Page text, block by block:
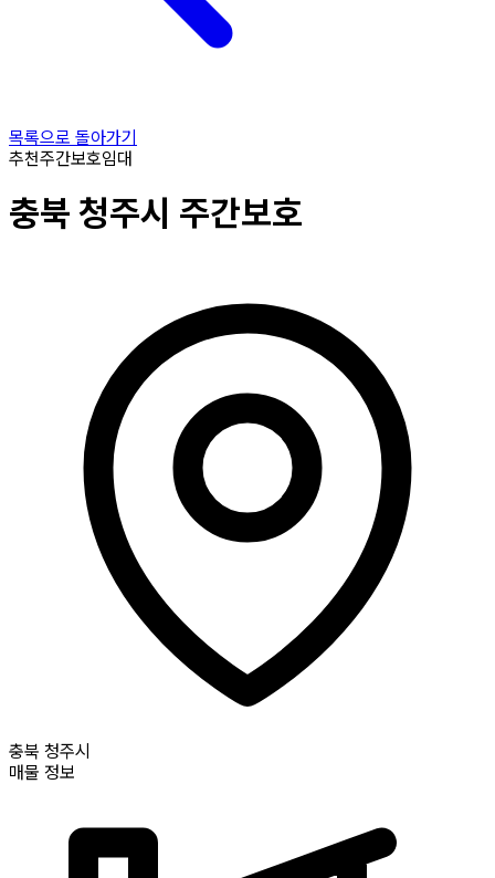
목록으로 돌아가기
추천주간보호임대
충북 청주시 주간보호
충북 청주시
매물 정보